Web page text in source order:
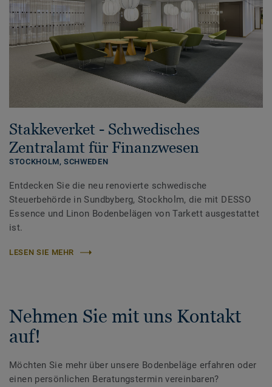
Stakkeverket - Schwedisches
Zentralamt für Finanzwesen
STOCKHOLM,SCHWEDEN
Entdecken Sie die neu renovierte schwedische
Steuerbehörde in Sundbyberg, Stockholm, die mit DESSO
Essence und Linon Bodenbelägen von Tarkett ausgestattet
ist.
LESEN SIE MEHR
Nehmen Sie mit uns Kontakt
auf!
Möchten Sie mehr über unsere Bodenbeläge erfahren oder
einen persönlichen Beratungstermin vereinbaren?